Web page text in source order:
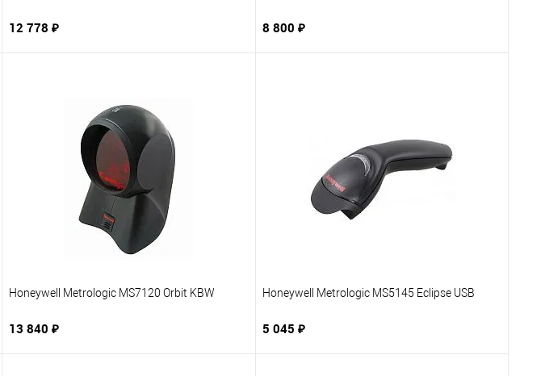
12 778 ₽
Купить в 1 клик
К сравнению
В избранное
Под заказ
8 800 ₽
Под заказ
Honeywell Metrologic MS7120 Orbit KBW
13 840 ₽
Honeywell Metrologic MS5145 Eclipse USB
5 045 ₽